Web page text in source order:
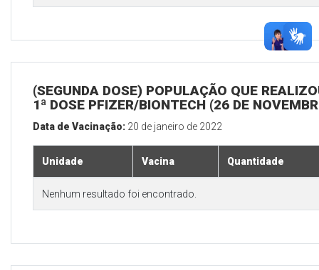
(SEGUNDA DOSE) POPULAÇÃO QUE
1ª DOSE PFIZER/BIONTECH (26 DE
Data de Vacinação: 20 de janeiro de 2022
Unidade Vacina Quantidade
Nenhum resultado foi encontrado.